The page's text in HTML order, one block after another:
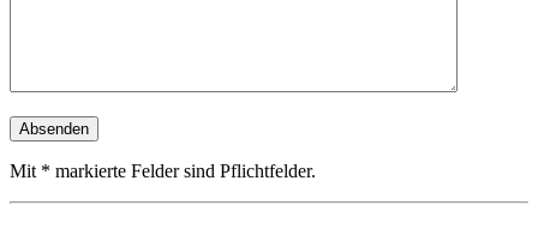
Mit * markierte Felder sind Pflichtfelder.